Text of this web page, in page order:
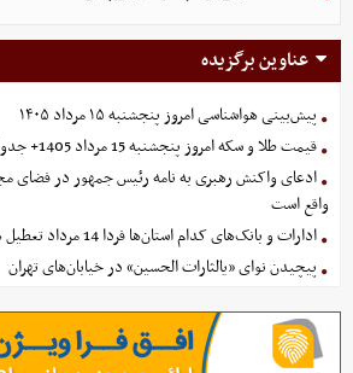
عناوین برگزیده
پیش‌بینی هواشناسی امروز پنجشنبه ۱۵ مرداد ۱۴۰۵
قیمت طلا و سکه امروز پنجشنبه 15 مرداد 1405+ جدول
ادعای واکنش رهبری به نامه رئیس جمهور در
واقع است
ادارات و بانک‌های کدام استان‌ها فردا 14 مرداد تعطیل هستند؟
پیچیدن نوای «یالثارات الحسین» در خیابان‌های تهران